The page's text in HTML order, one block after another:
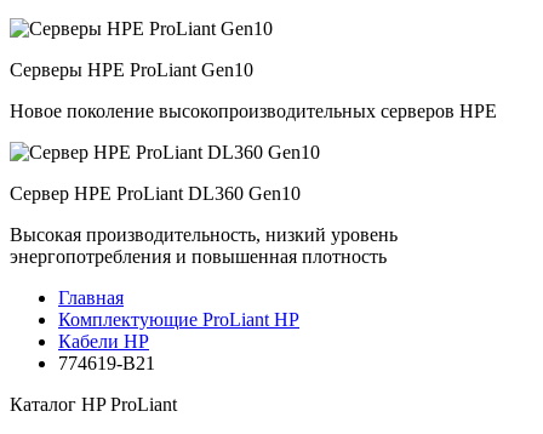
Серверы HPE ProLiant Gen10
Новое поколение высокопроизводительных серверов HPE
Сервер HPE ProLiant DL360 Gen10
Высокая производительность, низкий уровень
энергопотребления и повышенная плотность
Главная
Комплектующие ProLiant HP
Кабели HP
774619-B21
Каталог HP ProLiant